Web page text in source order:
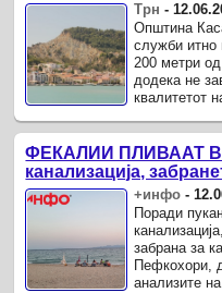
Трн -
Општина
служби итно
200 метри
додека не
квалитетот
ФЕКАЛИИ ПЛИВААТ
канализација,
+инфо -
Поради
забрана за
Пефкохори,
анализите